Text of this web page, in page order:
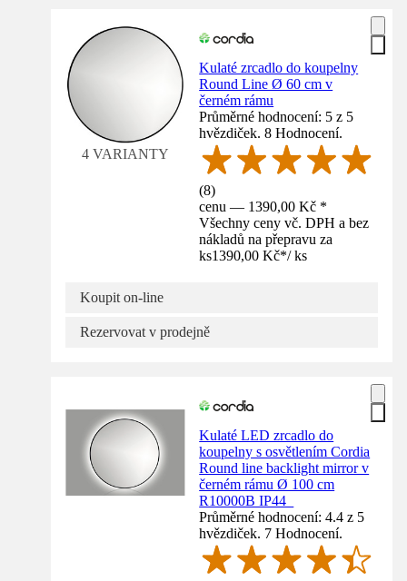
4 VARIANTY
Kulaté zrcadlo do koupelny
Round Line Ø 60 cm v
černém rámu
Průměrné hodnocení: 5 z 5
hvězdiček. 8 Hodnocení.
(8)
cenu — 1390,00 Kč *
Všechny ceny vč. DPH a bez
nákladů na přepravu za
ks1390,00 Kč*/ ks
Koupit on-line
Rezervovat v prodejně
Kulaté LED zrcadlo do
koupelny s osvětlením Cordia
Round line backlight mirror v
černém rámu Ø 100 cm
R10000B IP44_
Průměrné hodnocení: 4.4 z 5
hvězdiček. 7 Hodnocení.